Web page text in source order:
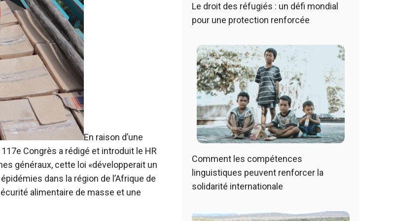
En raison d’une
Congrès a rédigé et introduit le HR
généraux, cette loi «développerait un
dans la région de l’Afrique de
alimentaire de masse et une
Le droit des réfugiés : un défi mondial
pour une protection renforcée
Comment les compétences
linguistiques peuvent renforcer la
solidarité internationale